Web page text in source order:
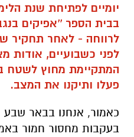
יומיים לפתיחת שנת
בבית הספר ''אפיקים
לרווחה - לאחר תחקיר
לפני כשבועיים, אודות
המתקיימת מחוץ לשטח
פעלו ותיקנו את המצב.
כאמור, אנחנו בבאר שבע
בעקבות מחסור חמור